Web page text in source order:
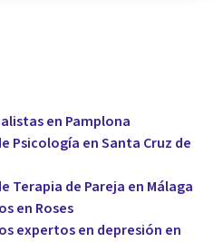
en Pamplona
Psicología en Santa Cruz de
Terapia de Pareja en Málaga
en Roses
expertos en depresión en